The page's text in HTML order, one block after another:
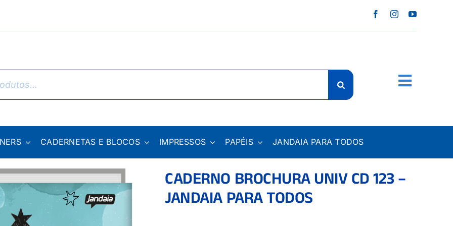
CADERNETAS E BLOCOS IMPRESSOS PAPÉIS JANDAIA PARA TODOS
CADERNO BROCHURA UNIV CD 123 –
JANDAIA PARA TODOS